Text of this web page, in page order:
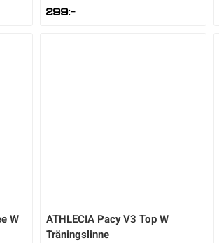
299:-
W
ATHLECIA Pacy V3 Top W
Träningslinne